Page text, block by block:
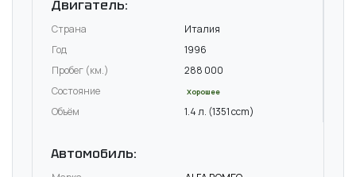
Двигатель:
Страна
Италия
Год
1996
Пробег (км.)
288 000
Состояние
Хорошее
Объём 1.4 л. (1351 ccm)
Автомобиль: